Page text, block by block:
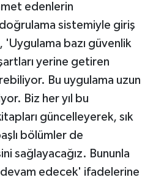
edenlerin
sistemiyle giriş
'Uygulama bazı güvenlik
yerine getiren
Bu uygulama uzun
Biz her yıl bu
güncelleyerek, sık
bölümler de
sağlayacağız. Bununla
devam edecek' ifadelerine